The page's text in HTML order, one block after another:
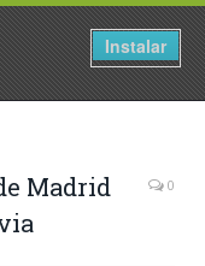
Instalar
Madrid
0